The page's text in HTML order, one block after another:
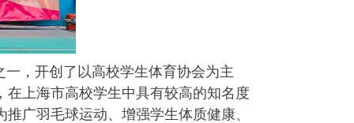
，开创了以高校学生体育协会为主
上海市高校学生中具有较高的知名度
广羽毛球运动、增强学生体质健康、